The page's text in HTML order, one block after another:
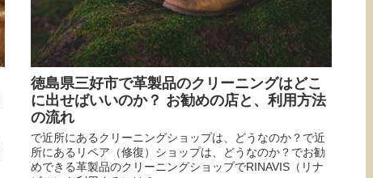
徳島県三好市で革製品のクリーニングはどこ
に出せばいいのか？ お勧めの店と、利用方法
の流れ
で近所にあるクリーニングショップは、どうなのか？で近
所にあるリペア（修復）ショップは、どうなのか？でお勧
めできる革製品のクリーニングショップでRINAVIS（リナ